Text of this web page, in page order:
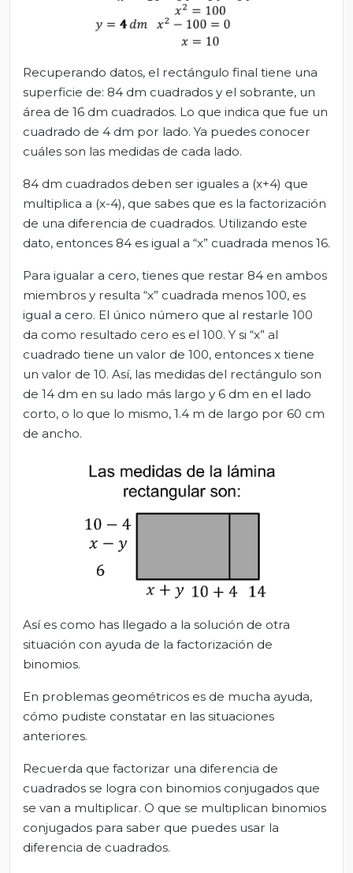
Recuperando datos, el rectángulo final tiene una
superficie de: 84 dm cuadrados y el sobrante, un
área de 16 dm cuadrados. Lo que indica que fue un
cuadrado de 4 dm por lado. Ya puedes conocer
cuáles son las medidas de cada lado.
84 dm cuadrados deben ser iguales a (x+4) que
multiplica a (x-4), que sabes que es la factorización
de una diferencia de cuadrados. Utilizando este
dato, entonces 84 es igual a “x” cuadrada menos 16.
Para igualar a cero, tienes que restar 84 en ambos
miembros y resulta “x” cuadrada menos 100, es
igual a cero. El único número que al restarle 100
da como resultado cero es el 100. Y si “x” al
cuadrado tiene un valor de 100, entonces x tiene
un valor de 10. Así, las medidas del rectángulo son
de 14 dm en su lado más largo y 6 dm en el lado
corto, o lo que lo mismo, 1.4 m de largo por 60 cm
de ancho.
Así es como has llegado a la solución de otra
situación con ayuda de la factorización de
binomios.
En problemas geométricos es de mucha ayuda,
cómo pudiste constatar en las situaciones
anteriores.
Recuerda que factorizar una diferencia de
cuadrados se logra con binomios conjugados que
se van a multiplicar. O que se multiplican binomios
conjugados para saber que puedes usar la
diferencia de cuadrados.